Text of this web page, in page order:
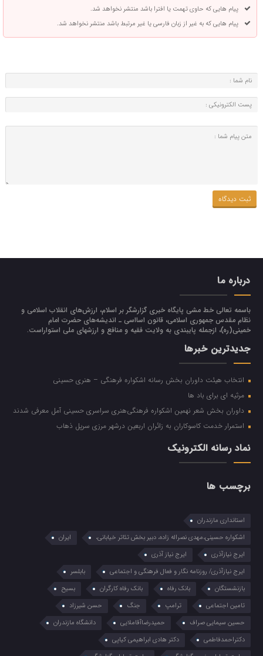
پیام هایی که حاوی تهمت یا افترا باشد منتشر نخواهد شد.
پیام هایی که به غیر از زبان فارسی یا غیر مرتبط باشد منتشر نخواهد شد.
درباره ما
باسمه تعالی خط مشی پایگاه خبری گزارشگر بر اسلام، ارزش‌هاي انقلاب اسلامي و
نظام مقدس جمهوري اسلامي، قانون اسااسی ـ انديشه‌هاي حضرت امام
خميني(ره)، ازجمله پایبندی به ولايت فقيه و منافع و ارزشهاي ملي استواراست.
جدیدترین خبرها
انتخاب هیئت داوران بخش رسانه اشکواره فرهنگی‌ – هنری حسینی
مرثیه ای برای باد ها
داوران بخش شعر نهمین اشکواره فرهنگی‌هنری سراسری حسینی آمل معرفی شدند
استمرار خدمت کاسوکاران به زائران اربعین درشهر مرزی سرپل ذهاب
نماد رسانه الکترونیک
برچسب ها
استانداری مازندران
اشکواره حسینی،مهدی نصراله زاده، دبیر بخش تئاتر خیابانی،
ایران
ایرج نیازآذری
ایرج نیاز آذری
ایرج نیازآذری/ روزنامه نگار و فعال فرهنگی و اجتماعی
بابلسر
بازنشستگان
بانک رفاه بانک رفاه کارگران
بسیح
تامین اجتماعی
ترامپ جنگ
حسن شیرزاد
حسین سیمایی صراف
حمیدرضاآقاملایی
دانشگاه مازندران
دکتراحمدفاطمی
دکتر هادی ابراهیمی کیاپی